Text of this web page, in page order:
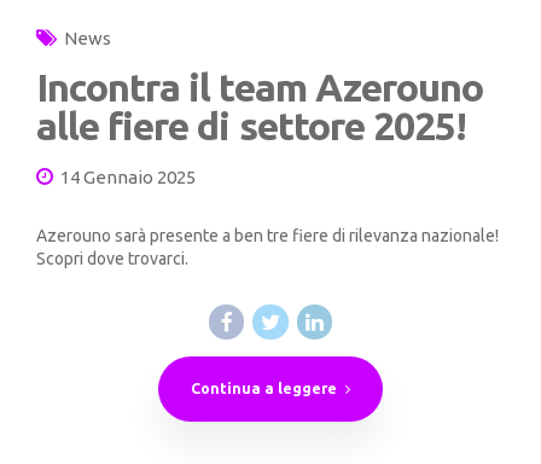
News
Incontra il team Azerouno
alle fiere di settore 2025!
14 Gennaio 2025
Azerouno sarà presente a ben tre fiere di rilevanza nazionale!
Scopri dove trovarci.
Continua a leggere